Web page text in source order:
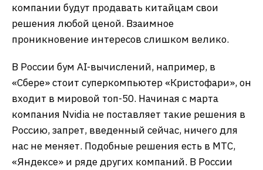
компании будут продавать китайцам свои
решения любой ценой. Взаимное
проникновение интересов слишком велико.
В России бум AI-вычислений, например, в
«Сбере» стоит суперкомпьютер «Кристофари», он
входит в мировой топ-50. Начиная с марта
компания Nvidia не поставляет такие решения в
Россию, запрет, введенный сейчас, ничего для
нас не меняет. Подобные решения есть в МТС,
«Яндексе» и ряде других компаний. В России